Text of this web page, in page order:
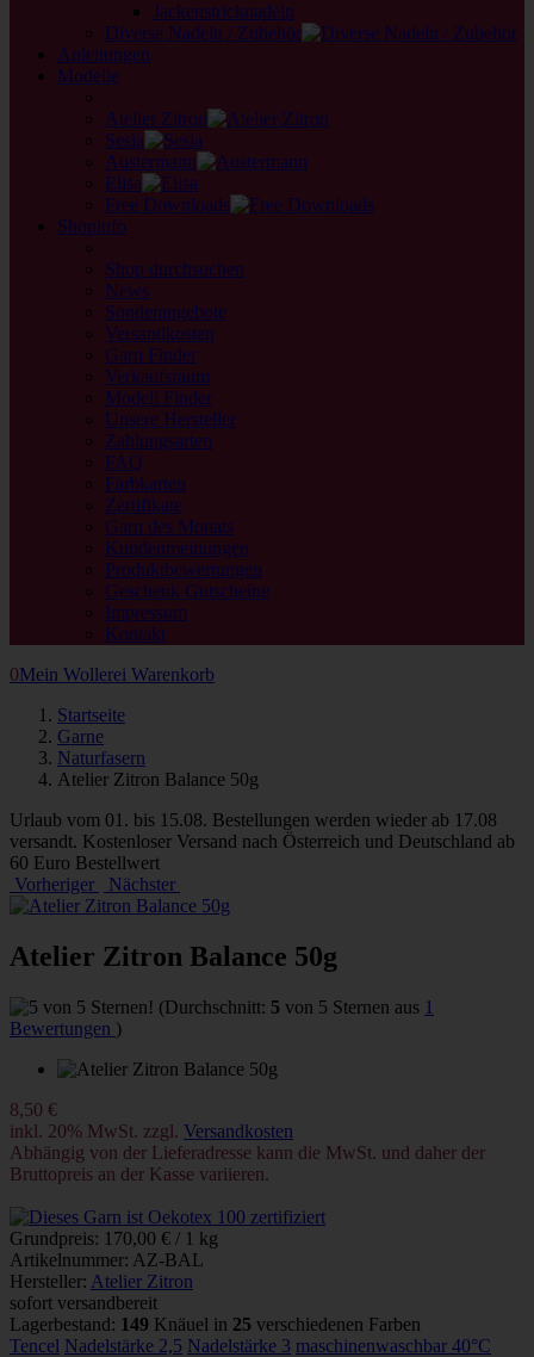
Jackenstricknadeln
Diverse Nadeln / Zubehör
Anleitungen
Modelle
Atelier Zitron
Sesia
Austermann
Elisa
Free Downloads
Shopinfo
Shop durchsuchen
News
Sonderangebote
Versandkosten
Garn Finder
Verkaufsraum
Modell Finder
Unsere Hersteller
Zahlungsarten
FAQ
Farbkarten
Zertifikate
Garn des Monats
Kundenmeinungen
Produktbewertungen
Geschenk Gutscheine
Impressum
Kontakt
0Mein Wollerei Warenkorb
Startseite
Garne
Naturfasern
Atelier Zitron Balance 50g
Urlaub vom 01. bis 15.08. Bestellungen werden wieder ab 17.08
versandt. Kostenloser Versand nach Österreich und Deutschland ab
60 Euro Bestellwert
Vorheriger
Nächster
Atelier Zitron Balance 50g
(Durchschnitt: 5 von 5 Sternen aus 1
Bewertungen )
8,50 €
inkl. 20% MwSt. zzgl. Versandkosten
Abhängig von der Lieferadresse kann die MwSt. und daher der
Bruttopreis an der Kasse variieren.
Grundpreis: 170,00 € / 1 kg
Artikelnummer: AZ-BAL
Hersteller: Atelier Zitron
sofort versandbereit
Lagerbestand: 149 Knäuel in 25 verschiedenen Farben
Tencel Nadelstärke 2,5 Nadelstärke 3 maschinenwaschbar 40°C